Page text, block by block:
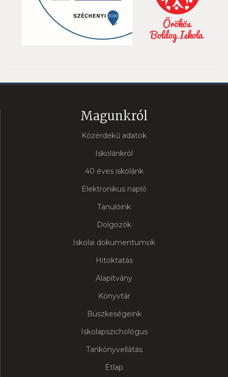
Magunkról
Közérdekű adatok
Iskolánkról
40 éves iskolánk
Elektronikus napló
Tanulóink
Dolgozók
Iskolai dokumentumok
Hitoktatás
Alapítvány
Könyvtár
Büszkeségeink
Iskolapszichológus
Tankönyvellátás
Étlap